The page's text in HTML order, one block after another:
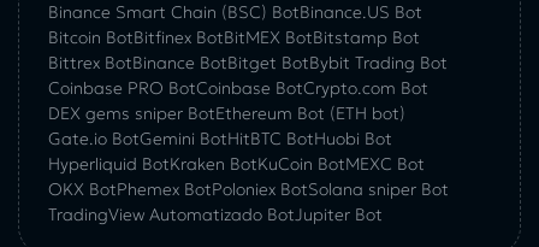
Binance Smart Chain (BSC) BotBinance.US Bot
Bitcoin BotBitfinex BotBitMEX BotBitstamp Bot
Bittrex BotBinance BotBitget BotBybit Trading Bot
Coinbase PRO BotCoinbase BotCrypto.com Bot
DEX gems sniper BotEthereum Bot (ETH bot)
Gate.io BotGemini BotHitBTC BotHuobi Bot
Hyperliquid BotKraken BotKuCoin BotMEXC Bot
OKX BotPhemex BotPoloniex BotSolana sniper Bot
TradingView Automatizado BotJupiter Bot